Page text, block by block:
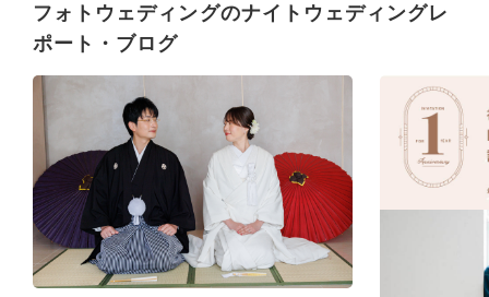
フォトウェディングのナイトウェディングレ
ポート・ブログ